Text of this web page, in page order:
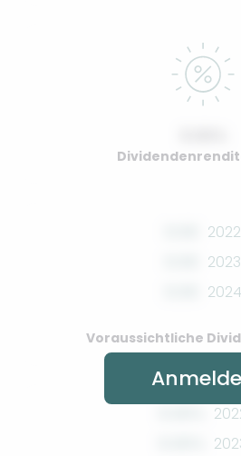
2022
2023
2024
Voraussichtliche